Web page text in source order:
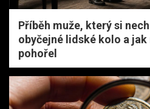
Příběh muže, který si
obyčejné lidské kolo a
pohořel